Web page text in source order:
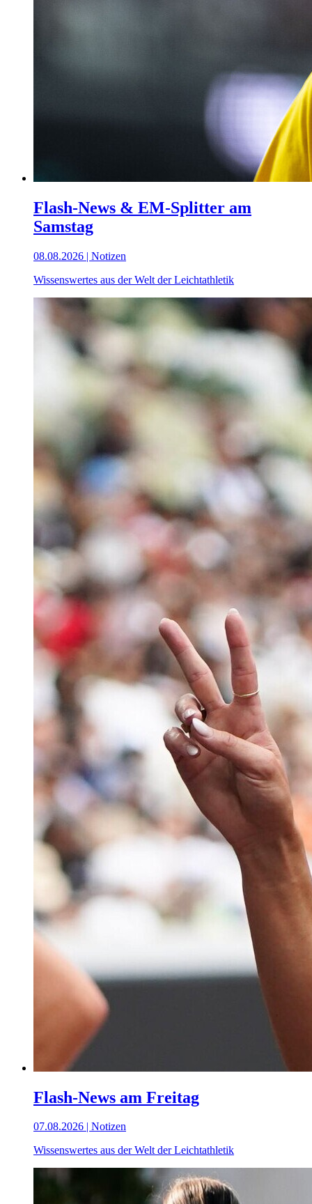
Flash-News & EM-Splitter am
Samstag
08.08.2026 | Notizen
Wissenswertes aus der Welt der Leichtathletik
Flash-News am Freitag
07.08.2026 | Notizen
Wissenswertes aus der Welt der Leichtathletik